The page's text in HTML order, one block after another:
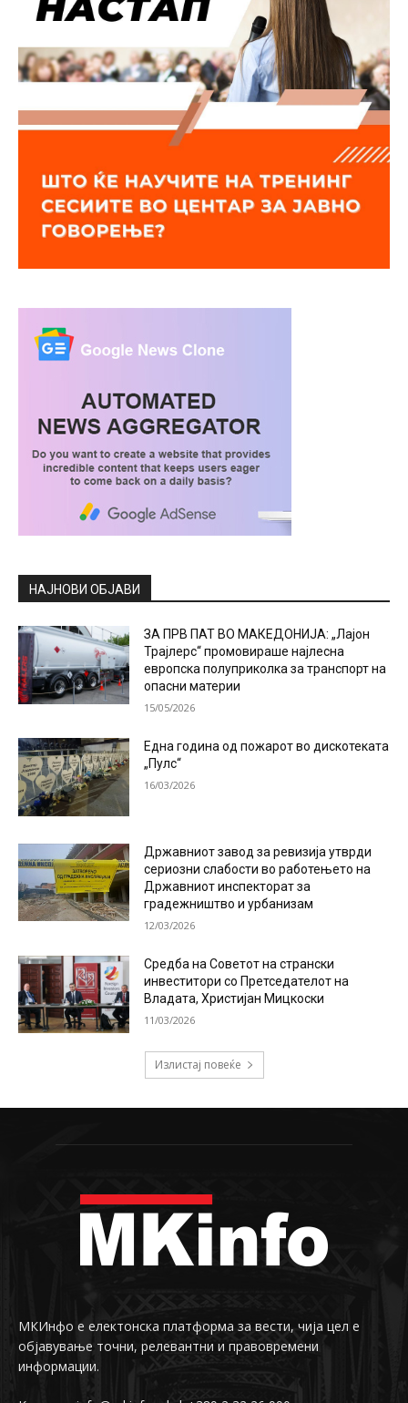
НАЈНОВИ ОБЈАВИ
ЗА ПРВ ПАТ ВО МАКЕДОНИЈА: „Лајон
Трајлерс“ промовираше најлесна
европска полуприколка за транспорт на
опасни материи
15/05/2026
Една година од пожарот во дискотеката
„Пулс“
16/03/2026
Државниот завод за ревизија утврди
сериозни слабости во работењето на
Државниот инспекторат за
градежништво и урбанизам
12/03/2026
Средба на Советот на странски
инвеститори со Претседателот на
Владата, Христијан Мицкоски
11/03/2026
Излистај повеќе
МКИнфо е електонска платформа за вести, чија цел е
објавување точни, релевантни и правовремени
информации.